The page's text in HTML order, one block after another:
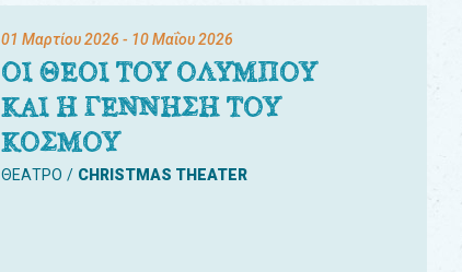
01 Μαρτίου 2026 - 10 Μαΐου 2026
ΟΙ ΘΕΟΙ ΤΟΥ ΟΛΥΜΠΟΥ
ΚΑΙ Η ΓΕΝΝΗΣΗ ΤΟΥ
ΚΟΣΜΟΥ
ΘΕΑΤΡΟ CHRISTMAS THEATER